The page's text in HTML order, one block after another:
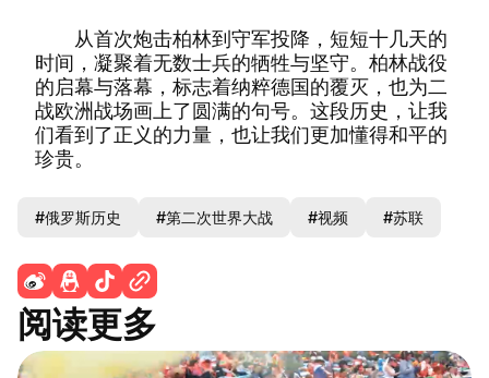
从首次炮击柏林到守军投降，短短十几天的
时间，凝聚着无数士兵的牺牲与坚守。柏林战役
的启幕与落幕，标志着纳粹德国的覆灭，也为二
战欧洲战场画上了圆满的句号。这段历史，让我
们看到了正义的力量，也让我们更加懂得和平的
珍贵。
#俄罗斯历史 #第二次世界大战 #视频 #苏联
阅读更多